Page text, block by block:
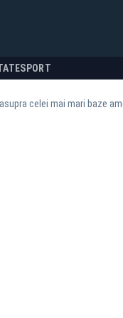
SPORT
celei mai mari baze